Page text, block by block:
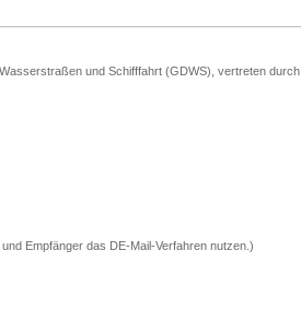
und Schifffahrt (GDWS), vertreten durch
Empfänger das DE-Mail-Verfahren nutzen.)